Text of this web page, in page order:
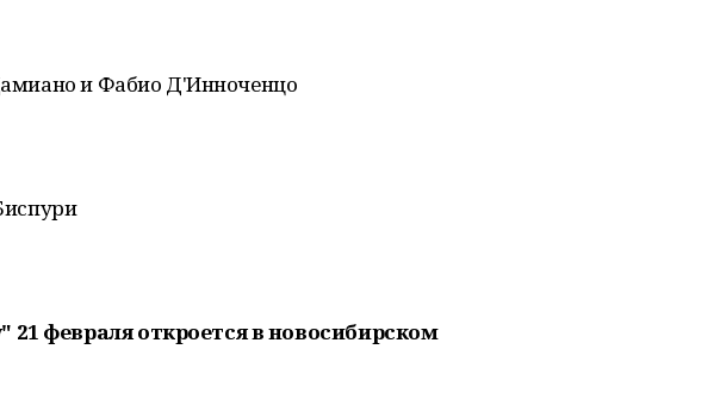
и Фабио Д'Инноченцо
февраля откроется в новосибирском